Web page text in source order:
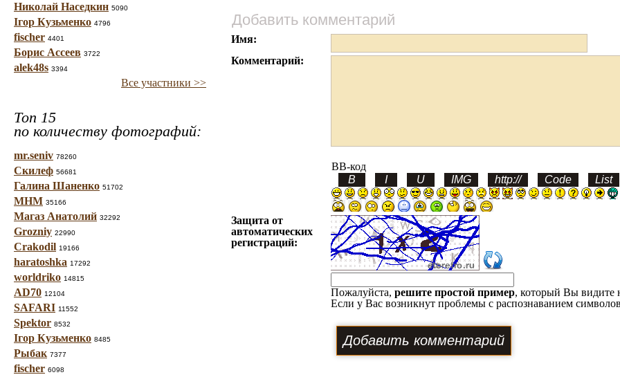
Николай Наседкин 5090
Ігор Кузьменко 4796
fischer 4401
Борис Ассеев 3722
alek48s 3394
Все участники >>
Топ 15
по количеству фотографий:
mr.seniv 78260
Скилеф 56681
Галина Шаненко 51702
МНМ 35166
Магаз Анатолий 32292
Grozniy 22990
Crakodil 19166
haratoshka 17292
worldriko 14815
AD70 12104
SAFARI 11552
Spektor 8532
Ігор Кузьменко 8485
Рыбак 7377
fischer 6098
Добавить комментарий
Имя:
Комментарий:
BB-код
Защита от
автоматических
регистраций:
Пожалуйста, решите простой пример, который Вы видите
Если у Вас возникнут проблемы с распознаванием